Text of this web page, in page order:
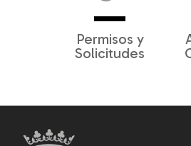
Permisos y
Solicitudes